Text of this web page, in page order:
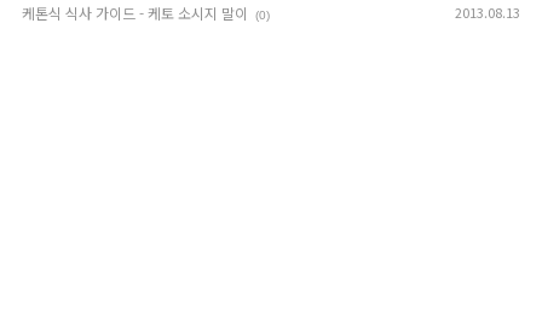
케톤식 식사 가이드 - 케토 소시지 말이 (0) 2013.08.13